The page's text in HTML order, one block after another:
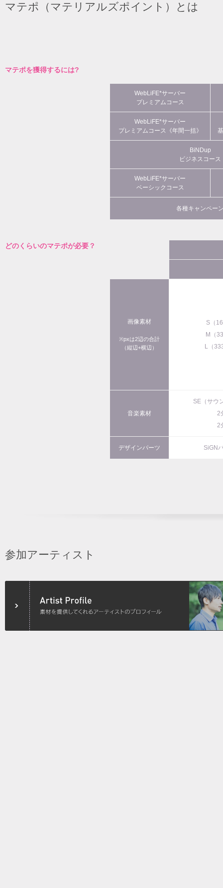
マテポ（マテリアルズポイント）とは
マテポを獲得するには?
WebLiFE*サーバー
プレミアムコース
WebLiFE*サーバー
プレミアムコース《年間一括》
BiNDup
ビジネスコース
WebLiFE*サーバー
ベーシックコース
各種キャンペー
どのくらいのマテポが必要？
画像素材
※pxは2辺の合計
（縦辺+横辺）
S（
M（
L（
音楽素材
SE（サウ
2
2
デザインパーツ SiGN
参加アーティスト